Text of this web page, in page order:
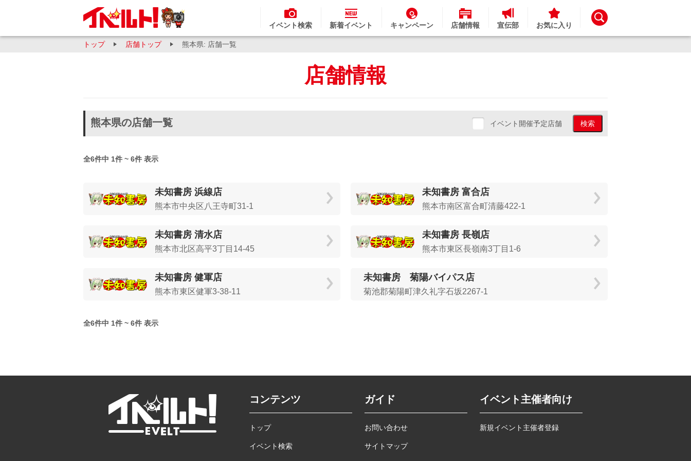
イベント検索 新着イベント キャンペーン 店舗情報 宣伝部 お気に入り
トップ 店舗トップ 熊本県: 店舗一覧
店舗情報
熊本県の店舗一覧 イベント開催予定店舗 検索
全6件中 1件 ~ 6件 表示
未知書房 浜線店
熊本市中央区八王寺町31-1
未知書房 富合店
熊本市南区富合町清藤422-1
未知書房 清水店
熊本市北区高平3丁目14‐45
未知書房 長嶺店
熊本市東区長嶺南3丁目1-6
未知書房 健軍店
熊本市東区健軍3-38-11
未知書房 菊陽バイパス店
菊池郡菊陽町津久礼字石坂2267-1
全6件中 1件 ~ 6件 表示
コンテンツ
トップ
イベント検索
ガイド
お問い合わせ
サイトマップ
イベント主催者向け
新規イベント主催者登録